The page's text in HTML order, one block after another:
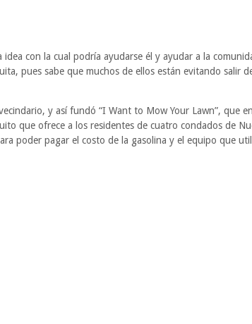
con la cual podría ayudarse él y ayudar a la
pues sabe que muchos de ellos están evitando salir
y así fundó “I Want to Mow Your Lawn”, que
que ofrece a los residentes de cuatro condados de
poder pagar el costo de la gasolina y el equipo que